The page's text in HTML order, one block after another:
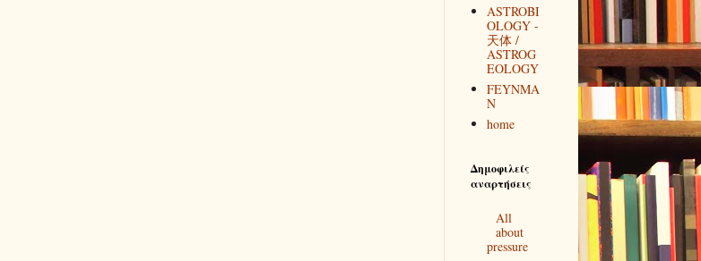
ASTROBI
OLOGY -
天体 /
ASTROG
EOLOGY
FEYNMA
N
home
Δημοφιλείς
αναρτήσεις
All
about
pressure